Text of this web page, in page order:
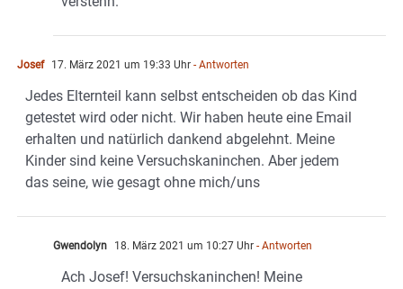
Josef 17. März 2021 um 19:33 Uhr - Antworten
Jedes Elternteil kann selbst entscheiden ob das Kind
getestet wird oder nicht. Wir haben heute eine Email
erhalten und natürlich dankend abgelehnt. Meine
Kinder sind keine Versuchskaninchen. Aber jedem
das seine, wie gesagt ohne mich/uns
Gwendolyn 18. März 2021 um 10:27 Uhr - Antworten
Ach Josef! Versuchskaninchen! Meine